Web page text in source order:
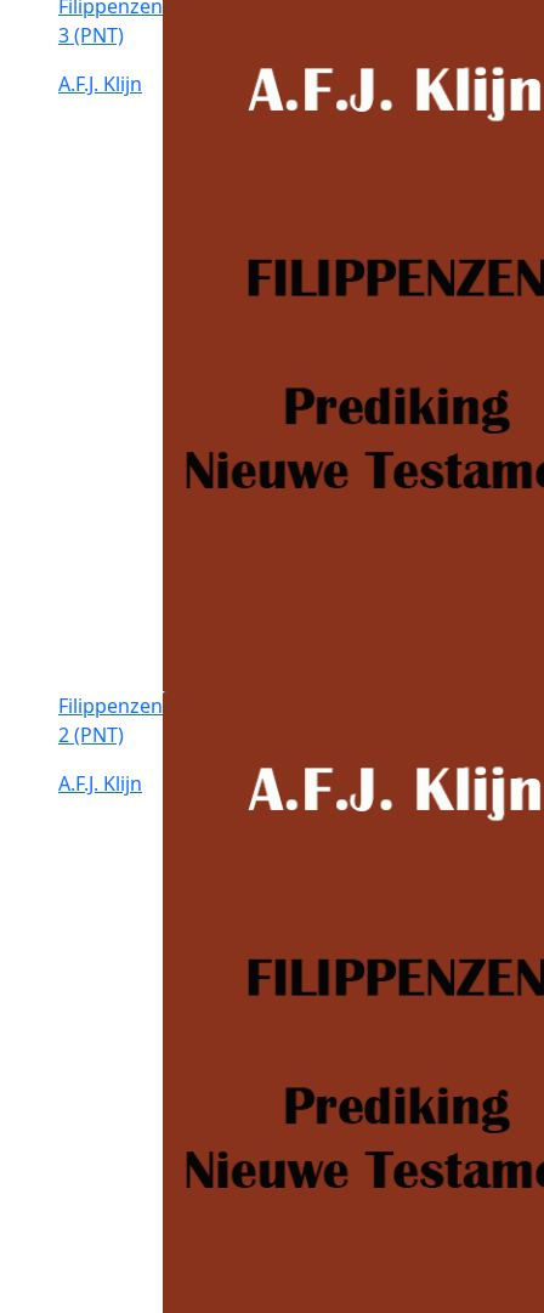
Filippenzen
3 (PNT)
A.F.J. Klijn
Filippenzen
2 (PNT)
A.F.J. Klijn